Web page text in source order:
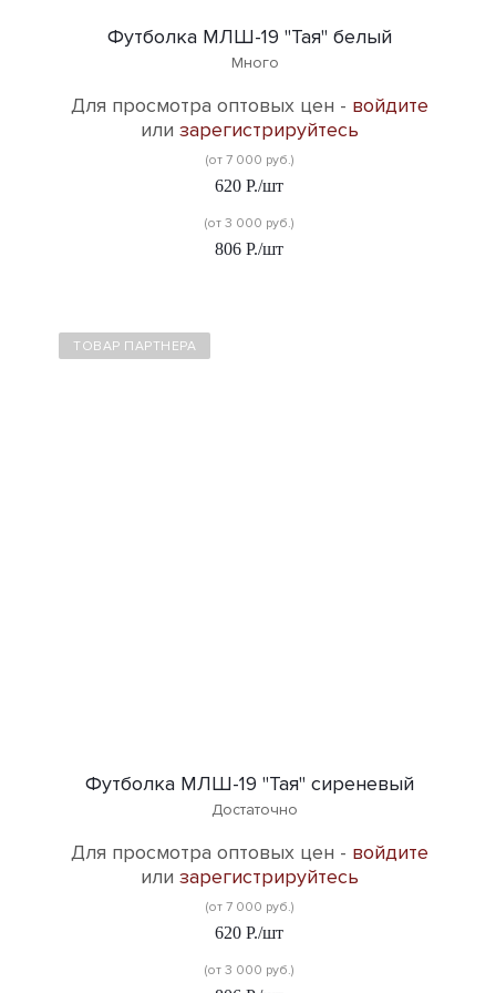
Футболка МЛШ-19 "Тая" белый
Много
Для просмотра оптовых цен - войдите
или зарегистрируйтесь
(от 7 000 руб.)
620 Р./шт
(от 3 000 руб.)
806 Р./шт
ТОВАР ПАРТНЕРА
Футболка МЛШ-19 "Тая" сиреневый
Достаточно
Для просмотра оптовых цен - войдите
или зарегистрируйтесь
(от 7 000 руб.)
620 Р./шт
(от 3 000 руб.)